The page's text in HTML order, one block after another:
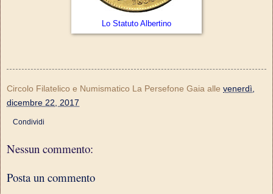
Lo Statuto Albertino
Circolo Filatelico e Numismatico La Persefone Gaia alle venerdì,
dicembre 22, 2017
Condividi
Nessun commento:
Posta un commento